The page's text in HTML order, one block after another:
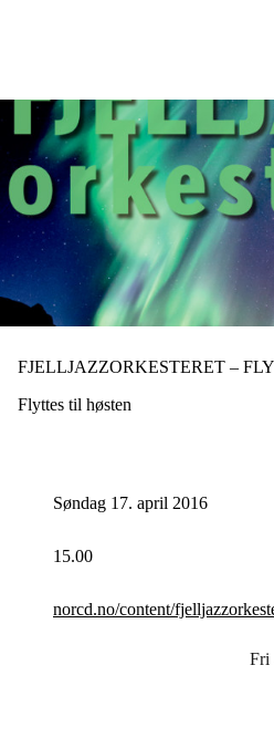
FJELLJAZZORKESTERET –
Flyttes til høsten
Søndag 17. april 2016
15.00
norcd.no/content/
Fri